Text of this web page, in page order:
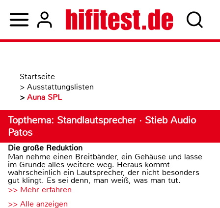
Startseite
> Ausstattungslisten
> Auna SPL
Topthema: Standlautsprecher · Stieb Audio
Patos
Die große Reduktion
Man nehme einen Breitbänder, ein Gehäuse und lasse
im Grunde alles weitere weg. Heraus kommt
wahrscheinlich ein Lautsprecher, der nicht besonders
gut klingt. Es sei denn, man weiß, was man tut.
>> Mehr erfahren
>> Alle anzeigen